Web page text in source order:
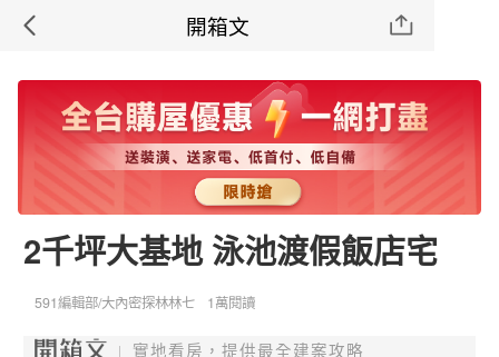
開箱文
2千坪大基地 泳池渡假飯店宅
591編輯部/大內密探林林七 1萬閱讀
實地看房，提供最全建案攻略